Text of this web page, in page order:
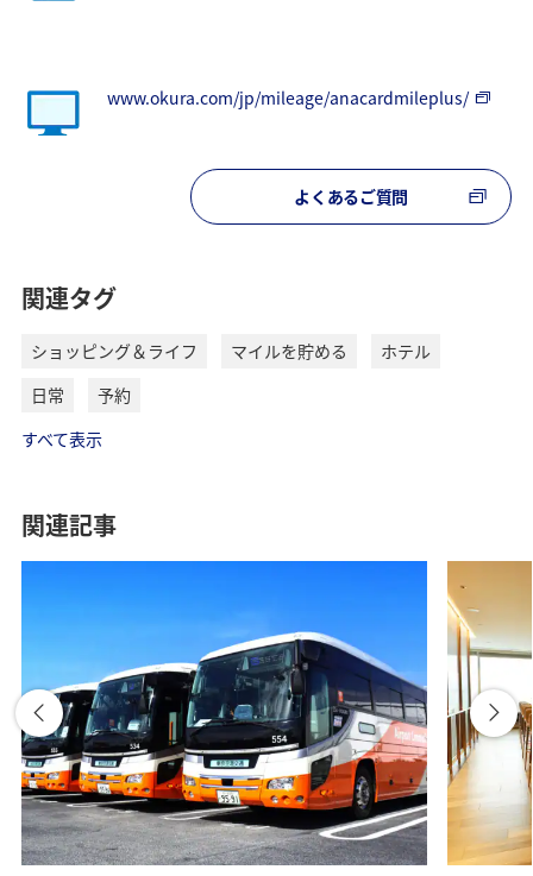
www.okura.com/jp/mileage/anacardmileplus/
よくあるご質問
関連タグ
ショッピング＆ライフ マイルを貯める
ホテル
日常
予約
すべて表示
関連記事